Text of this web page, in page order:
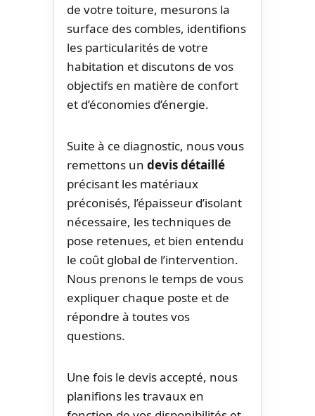
de votre toiture, mesurons la
surface des combles, identifions
les particularités de votre
habitation et discutons de vos
objectifs en matière de confort
et d’économies d’énergie.
Suite à ce diagnostic, nous vous
remettons un devis détaillé
précisant les matériaux
préconisés, l’épaisseur d’isolant
nécessaire, les techniques de
pose retenues, et bien entendu
le coût global de l’intervention.
Nous prenons le temps de vous
expliquer chaque poste et de
répondre à toutes vos
questions.
Une fois le devis accepté, nous
planifions les travaux en